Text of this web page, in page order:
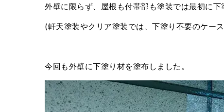
外壁に限らず、屋根も付帯部も塗装では最初に下
(軒天塗装やクリア塗装では、下塗り不要のケー
今回も外壁に下塗り材を塗布しました。